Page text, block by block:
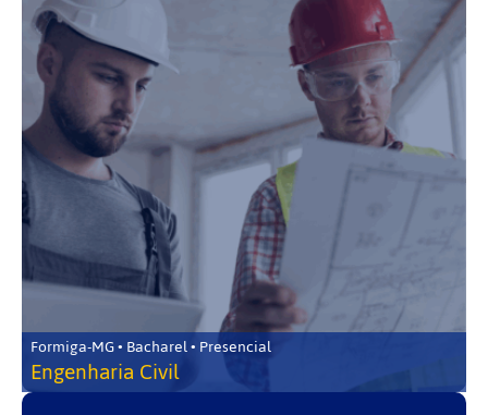
Formiga-MG • Bacharel • Presencial
Engenharia Civil